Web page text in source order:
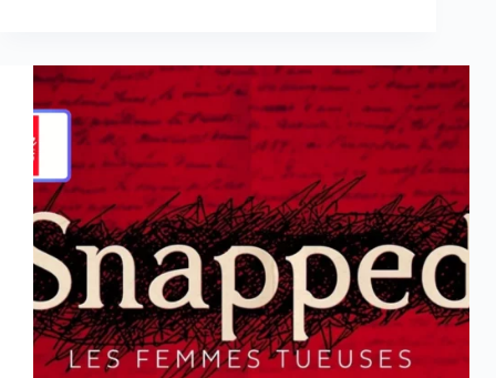
abus,
arnaques
et
vacarmes,
l’enquête
choc
sur
les
voyous
de
l’été
à
ne
pas
rater